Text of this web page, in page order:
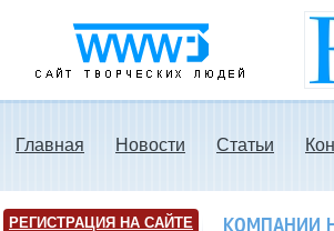
www3.ru - Сайт
творческих людей
Главная Новости Статьи
РЕГИСТРАЦИЯ НА САЙТЕ